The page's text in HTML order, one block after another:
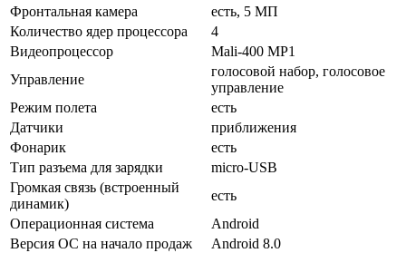
Фронтальная камера
есть, 5 МП
Количество ядер процессора
4
Видеопроцессор
Mali-400 MP1
Управление
голосовой набор, голосовое
управление
Режим полета
есть
Датчики
приближения
Фонарик
есть
Тип разъема для зарядки
micro-USB
Громкая связь (встроенный
динамик)
есть
Операционная система
Android
Версия ОС на начало продаж
Android 8.0